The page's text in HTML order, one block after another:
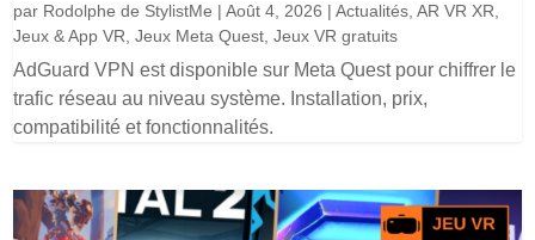
par Rodolphe de StylistMe |Août 4, 2026 |Actualités ,AR VR XR
Jeux & App VR ,Jeux Meta Quest ,Jeux VR gratuits
AdGuard VPN est disponible sur Meta Quest pour chiffrer le
trafic réseau au niveau système. Installation, prix,
compatibilité et fonctionnalités.